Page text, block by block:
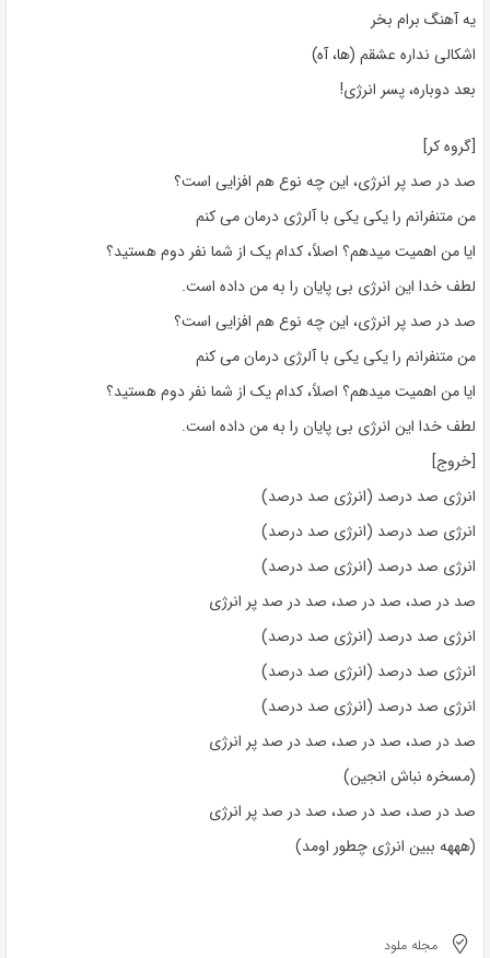
یه آهنگ برام بخر
اشکالی نداره عشقم (ها، آه)
بعد دوباره، پسر انرژی!
[گروه کر]
صد در صد پر انرژی، این چه نوع هم افزایی است؟
من متنفرانم را یکی یکی با آلرژی درمان می کنم
ایا من اهمیت میدهم؟ اصلاً، کدام یک از شما نفر دوم هستید؟
لطف خدا این انرژی بی پایان را به من داده است.
صد در صد پر انرژی، این چه نوع هم افزایی است؟
من متنفرانم را یکی یکی با آلرژی درمان می کنم
ایا من اهمیت میدهم؟ اصلاً، کدام یک از شما نفر دوم هستید؟
لطف خدا این انرژی بی پایان را به من داده است.
[خروج]
انرژی صد درصد (انرژی صد درصد)
انرژی صد درصد (انرژی صد درصد)
انرژی صد درصد (انرژی صد درصد)
صد در صد، صد در صد، صد در صد پر انرژی
انرژی صد درصد (انرژی صد درصد)
انرژی صد درصد (انرژی صد درصد)
انرژی صد درصد (انرژی صد درصد)
صد در صد، صد در صد، صد در صد پر انرژی
(مسخره نباش انجین)
صد در صد، صد در صد، صد در صد پر انرژی
(هههه ببین انرژی چطور اومد)
مجله ملود